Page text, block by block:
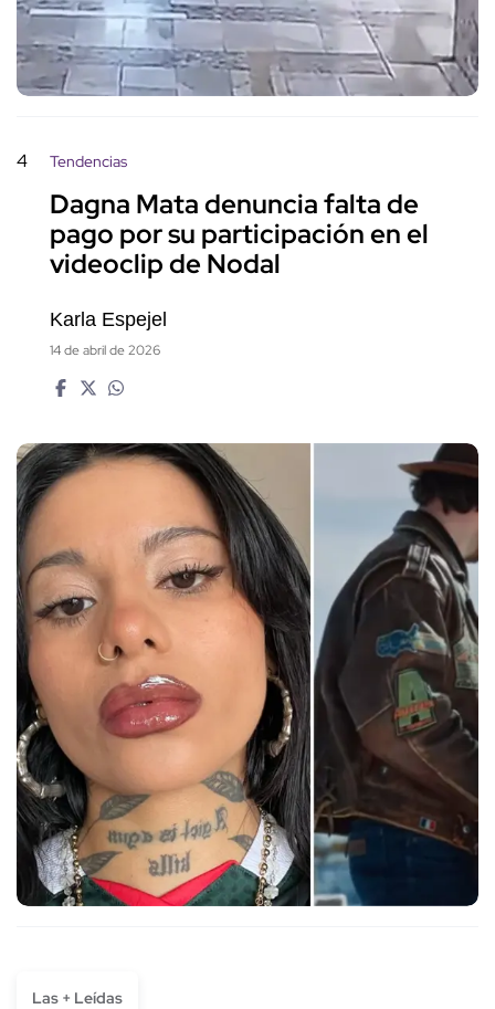
4 Tendencias
Dagna Mata denuncia falta de
pago por su participación en el
videoclip de Nodal
Karla Espejel
14 de abril de 2026
Las + Leídas